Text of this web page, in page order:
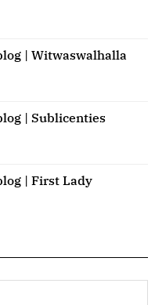
| Witwaswalhalla
| Sublicenties
| First Lady